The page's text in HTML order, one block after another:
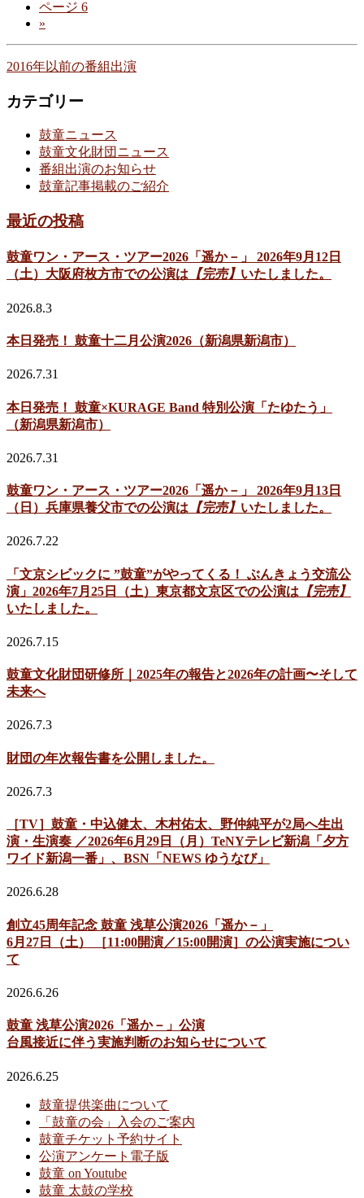
ページ 6
»
2016年以前の番組出演
カテゴリー
鼓童ニュース
鼓童文化財団ニュース
番組出演のお知らせ
鼓童記事掲載のご紹介
最近の投稿
鼓童ワン・アース・ツアー2026「遥か－」 2026年9月12日
（土）大阪府枚方市での公演は 【完売】 いたしました。
2026.8.3
本日発売！ 鼓童十二月公演2026（新潟県新潟市）
2026.7.31
本日発売！ 鼓童×KURAGE Band 特別公演「たゆたう」
（新潟県新潟市）
2026.7.31
鼓童ワン・アース・ツアー2026「遥か－」 2026年9月13日
（日）兵庫県養父市での公演は 【完売】 いたしました。
2026.7.22
「文京シビックに ”鼓童”がやってくる！ ぶんきょう交流公
演」2026年7月25日（土）東京都文京区での公演は 【完売】
いたしました。
2026.7.15
鼓童文化財団研修所｜2025年の報告と2026年の計画〜そして
未来へ
2026.7.3
財団の年次報告書を公開しました。
2026.7.3
［TV］鼓童・中込健太、木村佑太、野仲純平が2局へ生出
演・生演奏 ／2026年6月29日（月）TeNYテレビ新潟「夕方
ワイド新潟一番」、BSN「NEWS ゆうなび」
2026.6.28
創立45周年記念 鼓童 浅草公演2026「遥か－」
6月27日（土） ［11:00開演／15:00開演］の公演実施につい
て
2026.6.26
鼓童 浅草公演2026「遥か－」公演
台風接近に伴う実施判断のお知らせについて
2026.6.25
鼓童提供楽曲について
「鼓童の会」入会のご案内
鼓童チケット予約サイト
公演アンケート電子版
鼓童 on Youtube
鼓童 太鼓の学校